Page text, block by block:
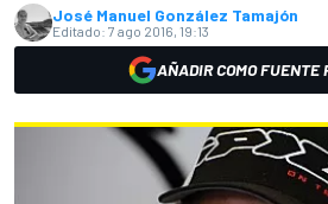
José Manuel González Tamajón
Editado: 7 ago 2016, 19:13
AÑADIR COMO FUENTE